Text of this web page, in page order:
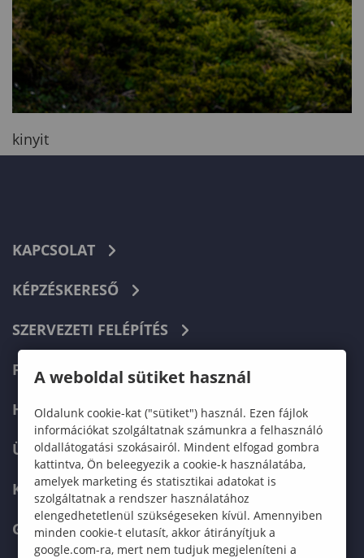
kinyit
KAPCSOLAT
KÉPZÉSKERESŐ
SZERVEZETI FELÉPÍTÉS
FELVÉTELIZŐKNEK
HALLGATÓKNAK
ÜZLETI PARTNEREKNEK
KARRIER
GREEN UNIVERSITY
A weboldal sütiket használ
Oldalunk cookie-kat ("sütiket") használ. Ezen fájlok
információkat szolgáltatnak számunkra a felhasználó
oldallátogatási szokásairól. Mindent elfogad gombra
kattintva, Ön beleegyezik a cookie-k használatába,
amelyek marketing és statisztikai adatokat is
szolgáltatnak a rendszer használatához
elengedhetetlenül szükségeseken kívül. Amennyiben
minden cookie-t elutasít, akkor átirányítjuk a
google.com-ra, mert nem tudjuk megjeleníteni a